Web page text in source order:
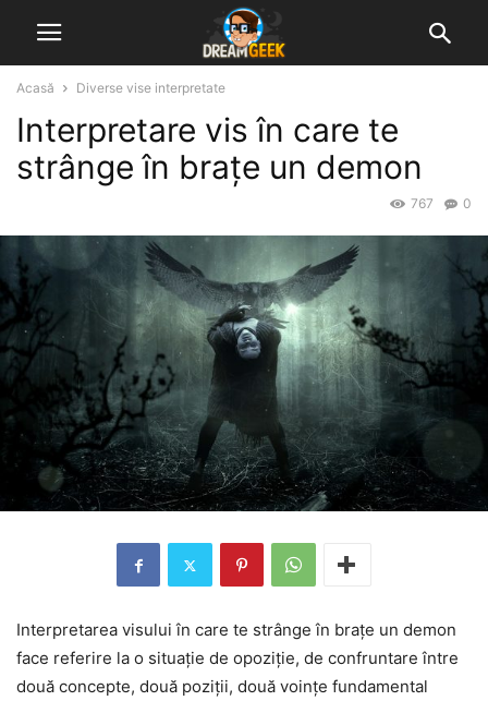
Acasă Diverse vise interpretate
Interpretare vis în care te
strânge în brațe un demon
0
767
Interpretarea visului în care te strânge în brațe un demon
face referire la o situație de opoziție, de confruntare între
două concepte, două poziții, două voințe fundamental